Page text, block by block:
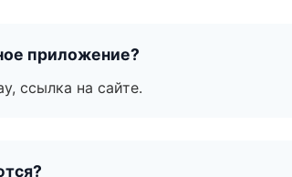
приложение?
ссылка на сайте.